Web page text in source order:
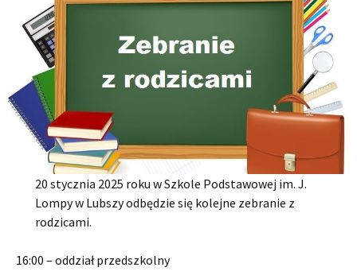
20 stycznia 2025 roku w Szkole Podstawowej im. J.
Lompy w Lubszy odbędzie się kolejne zebranie z
rodzicami.
16:00 – oddział przedszkolny